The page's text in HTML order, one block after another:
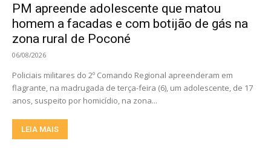
PM apreende adolescente que matou
homem a facadas e com botijão de gás na
zona rural de Poconé
06/08/2026
Policiais militares do 2º Comando Regional apreenderam em
flagrante, na madrugada de terça-feira (6), um adolescente, de 17
anos, suspeito por homicídio, na zona...
LEIA MAIS